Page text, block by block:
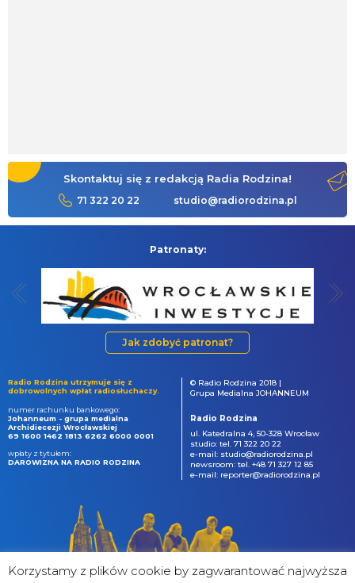
Skontaktuj się z redakcją Radia Rodzina!
71 322 20 22 studio@radiorodzina.pl
Patronaty:
Jak zdobyć patronat?
Radio Rodzina utrzymuje się z
dobrowolnych wpłat radiosłuchaczy.
numer rachunku bankowego:
Johanneum - grupa medialna
Archidiecezji Wrocławskiej
69 1600 1462 1813 6262 6000 0001
wpłaty z tytułem:
DAROWIZNA NA RADIO RODZINA
© Radio Rodzina 2018 |
Grupa Medialna JOHANNEUM
Radio Rodzina
ul. Katedralna 4, 50-328 Wrocław
studio: tel. 71 322 20 22
e-mail: studio@radiorodzina.pl
newsroom: tel. +48 71 327 12 85
e-mail: reporter@radiorodzina.pl
Korzystamy z plików cookie by zagwarantować najwyższa